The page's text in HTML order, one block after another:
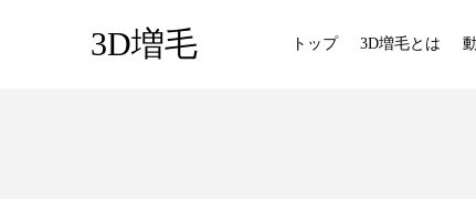
3D増毛 トップ 3D増毛とは